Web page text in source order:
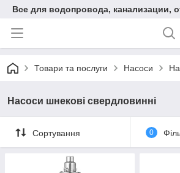
Все для водопровода, канализации,
Товари та послуги Насоси
Насоси шнекові свердловинні
Сортування 0